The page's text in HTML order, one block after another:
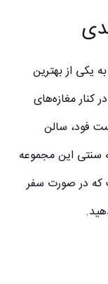
یکی از بهترین
مغازه‌های
فود، سالن
سنتی این مجموعه
که در صورت سفر